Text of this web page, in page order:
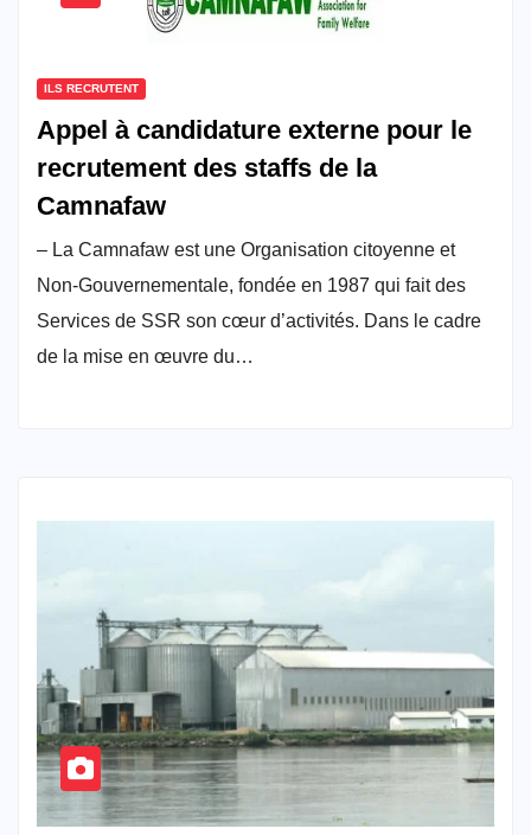
ILS RECRUTENT
Appel à candidature externe pour le
recrutement des staffs de la
Camnafaw
– La Camnafaw est une Organisation citoyenne et
Non-Gouvernementale, fondée en 1987 qui fait des
Services de SSR son cœur d’activités. Dans le cadre
de la mise en œuvre du…